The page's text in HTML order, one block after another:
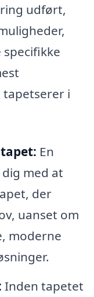
udført,
tapetserer i
En
med at
der
uanset om
moderne
Inden tapetet